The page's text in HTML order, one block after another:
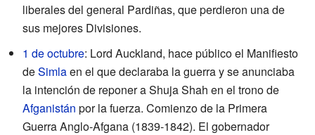
liberales del general Pardiñas, que perdieron una de
sus mejores Divisiones.
1 de octubre: Lord Auckland, hace público el Manifiesto
deSimlaen el que declaraba la guerra y se anunciaba
la intención de reponer a Shuja Shah en el trono de
Afganistán por la fuerza. Comienzo de la Primera
Guerra Anglo-Afgana (1839-1842). El gobernador